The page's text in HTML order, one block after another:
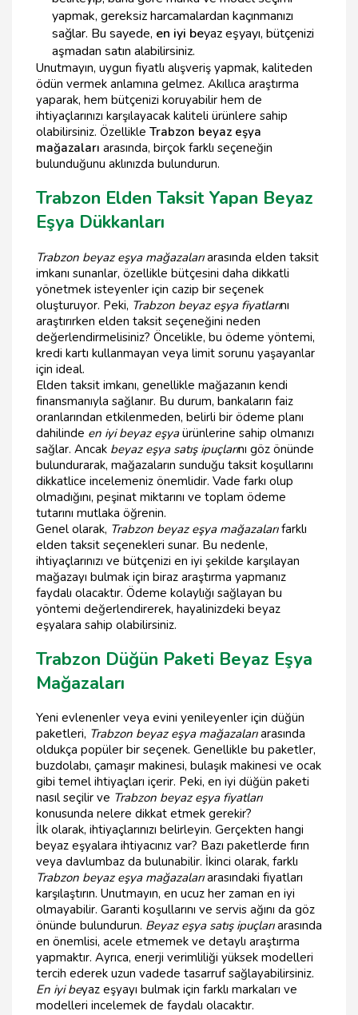
yapmak, gereksiz harcamalardan kaçınmanızı
sağlar. Bu sayede, en iyi beyaz eşyayı, bütçenizi
aşmadan satın alabilirsiniz.
Unutmayın, uygun fiyatlı alışveriş yapmak, kaliteden
ödün vermek anlamına gelmez. Akıllıca araştırma
yaparak, hem bütçenizi koruyabilir hem de
ihtiyaçlarınızı karşılayacak kaliteli ürünlere sahip
olabilirsiniz. Özellikle Trabzon beyaz eşya
mağazaları arasında, birçok farklı seçeneğin
bulunduğunu aklınızda bulundurun.
Trabzon Elden Taksit Yapan Beyaz
Eşya Dükkanları
Trabzon beyaz eşya mağazalarıarasında elden taksit
imkanı sunanlar, özellikle bütçesini daha dikkatli
yönetmek isteyenler için cazip bir seçenek
oluşturuyor. Peki, Trabzon beyaz eşya fiyatlarını
araştırırken elden taksit seçeneğini neden
değerlendirmelisiniz? Öncelikle, bu ödeme yöntemi,
kredi kartı kullanmayan veya limit sorunu yaşayanlar
için ideal.
Elden taksit imkanı, genellikle mağazanın kendi
finansmanıyla sağlanır. Bu durum, bankaların faiz
oranlarından etkilenmeden, belirli bir ödeme planı
dahilinde en iyi beyaz eşyaürünlerine sahip olmanızı
sağlar. Ancak beyaz eşya satış ipuçlarını göz önünde
bulundurarak, mağazaların sunduğu taksit koşullarını
dikkatlice incelemeniz önemlidir. Vade farkı olup
olmadığını, peşinat miktarını ve toplam ödeme
tutarını mutlaka öğrenin.
Genel olarak, Trabzon beyaz eşya mağazalarıfarklı
elden taksit seçenekleri sunar. Bu nedenle,
ihtiyaçlarınızı ve bütçenizi en iyi şekilde karşılayan
mağazayı bulmak için biraz araştırma yapmanız
faydalı olacaktır. Ödeme kolaylığı sağlayan bu
yöntemi değerlendirerek, hayalinizdeki beyaz
eşyalara sahip olabilirsiniz.
Trabzon Düğün Paketi Beyaz Eşya
Mağazaları
Yeni evlenenler veya evini yenileyenler için düğün
paketleri, Trabzon beyaz eşya mağazalarıarasında
oldukça popüler bir seçenek. Genellikle bu paketler,
buzdolabı, çamaşır makinesi, bulaşık makinesi ve ocak
gibi temel ihtiyaçları içerir. Peki, en iyi düğün paketi
nasıl seçilir ve Trabzon beyaz eşya fiyatları
konusunda nelere dikkat etmek gerekir?
İlk olarak, ihtiyaçlarınızı belirleyin. Gerçekten hangi
beyaz eşyalara ihtiyacınız var? Bazı paketlerde fırın
veya davlumbaz da bulunabilir. İkinci olarak, farklı
Trabzon beyaz eşya mağazalarıarasındaki fiyatları
karşılaştırın. Unutmayın, en ucuz her zaman en iyi
olmayabilir. Garanti koşullarını ve servis ağını da göz
önünde bulundurun. Beyaz eşya satış ipuçlarıarasında
en önemlisi, acele etmemek ve detaylı araştırma
yapmaktır. Ayrıca, enerji verimliliği yüksek modelleri
tercih ederek uzun vadede tasarruf sağlayabilirsiniz.
En iyi beyaz eşyayı bulmak için farklı markaları ve
modelleri incelemek de faydalı olacaktır.